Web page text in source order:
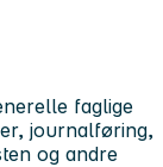
faglige
journalføring,
og andre